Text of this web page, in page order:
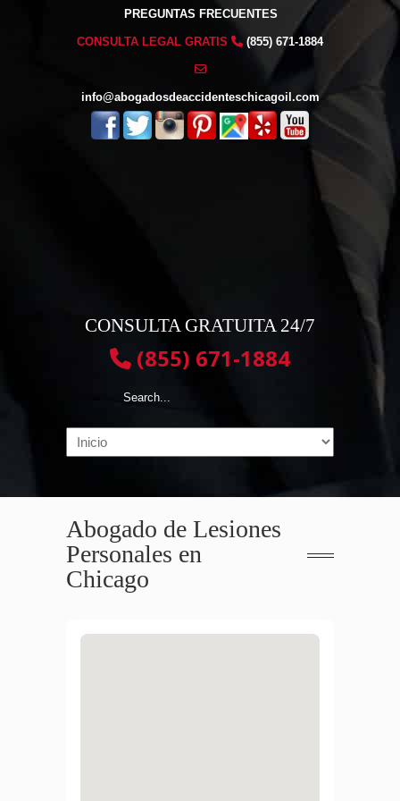
PREGUNTAS FRECUENTES
CONSULTA LEGAL GRATIS (855) 671-1884
info@abogadosdeaccidenteschicagoil.com
CONSULTA GRATUITA 24/7
(855) 671-1884
Navigation
Abogado de Lesiones
Personales en
Chicago